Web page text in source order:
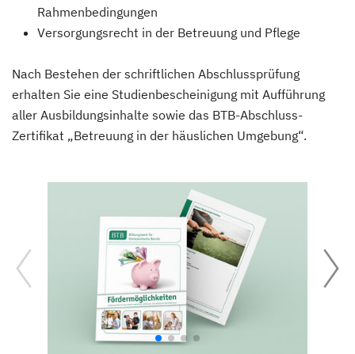
Rahmenbedingungen
Versorgungsrecht in der Betreuung und Pflege
Nach Bestehen der schriftlichen Abschlussprüfung
erhalten Sie eine Studienbescheinigung mit Aufführung
aller Ausbildungsinhalte sowie das BTB-Abschluss-
Zertifikat „Betreuung in der häuslichen Umgebung“.